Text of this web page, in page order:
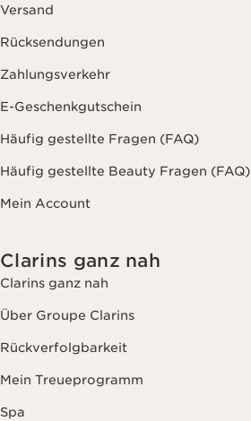
Versand
Rücksendungen
Zahlungsverkehr
E-Geschenkgutschein
Häufig gestellte Fragen (FAQ)
Häufig gestellte Beauty Fragen (FAQ)
Mein Account
Clarins ganz nah
Clarins ganz nah
Über Groupe Clarins
Rückverfolgbarkeit
Mein Treueprogramm
Spa